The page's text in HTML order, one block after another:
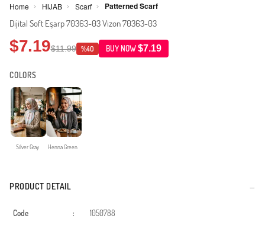
Home > HIJAB > Scarf > Patterned Scarf
Dijital Soft Eşarp 70363-03 Vizon 70363-03
$7.19$11.99 %40 BUY NOW$7.19
COLORS
Silver Gray Henna Green
PRODUCT DETAIL
Code :
1050788